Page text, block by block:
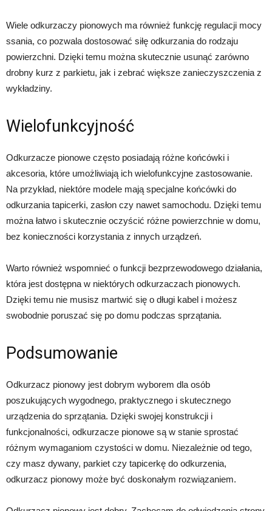
Wiele odkurzaczy pionowych ma również funkcję regulacji mocy
ssania, co pozwala dostosować siłę odkurzania do rodzaju
powierzchni. Dzięki temu można skutecznie usunąć zarówno
drobny kurz z parkietu, jak i zebrać większe zanieczyszczenia z
wykładziny.
Wielofunkcyjność
Odkurzacze pionowe często posiadają różne końcówki i
akcesoria, które umożliwiają ich wielofunkcyjne zastosowanie.
Na przykład, niektóre modele mają specjalne końcówki do
odkurzania tapicerki, zasłon czy nawet samochodu. Dzięki temu
można łatwo i skutecznie oczyścić różne powierzchnie w domu,
bez konieczności korzystania z innych urządzeń.
Warto również wspomnieć o funkcji bezprzewodowego działania,
która jest dostępna w niektórych odkurzaczach pionowych.
Dzięki temu nie musisz martwić się o długi kabel i możesz
swobodnie poruszać się po domu podczas sprzątania.
Podsumowanie
Odkurzacz pionowy jest dobrym wyborem dla osób
poszukujących wygodnego, praktycznego i skutecznego
urządzenia do sprzątania. Dzięki swojej konstrukcji i
funkcjonalności, odkurzacze pionowe są w stanie sprostać
różnym wymaganiom czystości w domu. Niezależnie od tego,
czy masz dywany, parkiet czy tapicerkę do odkurzenia,
odkurzacz pionowy może być doskonałym rozwiązaniem.